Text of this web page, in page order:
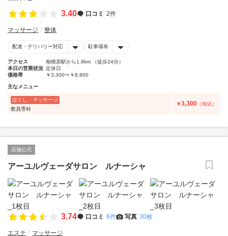
3.40
口コミ 2件
マッサージ 整体
配達・デリバリー対応 駐車場有
アクセス
相模原駅から1.9km （徒歩24分）
本日の営業状況 定休日
価格帯
￥3,300〜￥8,800
主なメニュー
ほぐし・マッサージ
教員専科
￥3,300 （税込）
店舗公式
アーユルヴェーダサロン ルナーシャ
3.74 口コミ 6件 写真 30枚
エステ マッサージ